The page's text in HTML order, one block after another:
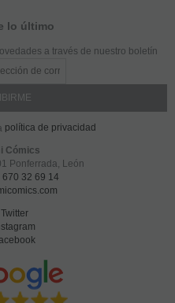
lo último
a través de nuestro boletín
política de privacidad
Cómics
Ponferrada, León
670 32 69 14
Twitter